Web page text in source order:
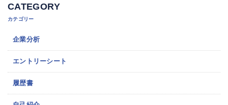
CATEGORY
カテゴリー
企業分析
エントリーシート
履歴書